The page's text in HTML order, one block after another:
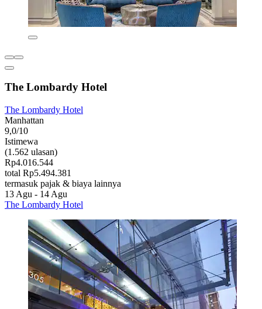
The Lombardy Hotel
The Lombardy Hotel
Manhattan
9,0/10
Istimewa
(1.562 ulasan)
Rp4.016.544
total Rp5.494.381
termasuk pajak & biaya lainnya
13 Agu - 14 Agu
The Lombardy Hotel